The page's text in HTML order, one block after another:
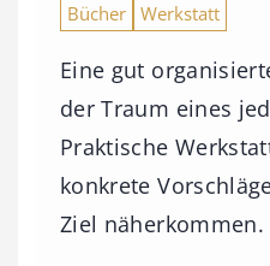
Bücher Werkstatt
Eine gut
der Traum eines
Praktische
konkrete
Ziel näherkommen.